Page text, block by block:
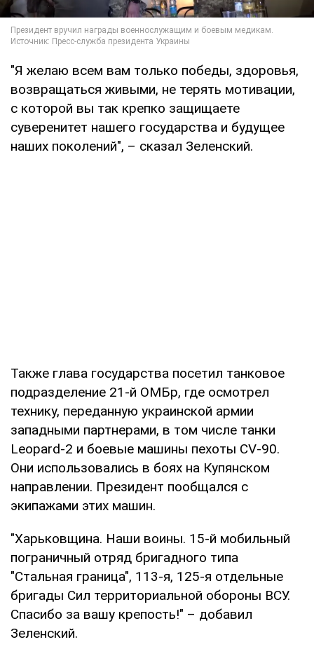
"Я желаю всем вам только победы, здоровья,
возвращаться живыми, не терять мотивации,
с которой вы так крепко защищаете
суверенитет нашего государства и будущее
наших поколений", – сказал Зеленский.
Также глава государства посетил танковое
подразделение 21-й ОМБр, где осмотрел
технику, переданную украинской армии
западными партнерами, в том числе танки
Leopard-2 и боевые машины пехоты CV-90.
Они использовались в боях на Купянском
направлении. Президент пообщался с
экипажами этих машин.
"Харьковщина. Наши воины. 15-й мобильный
пограничный отряд бригадного типа
"Стальная граница", 113-я, 125-я отдельные
бригады Сил территориальной обороны ВСУ.
Спасибо за вашу крепость!" – добавил
Зеленский.